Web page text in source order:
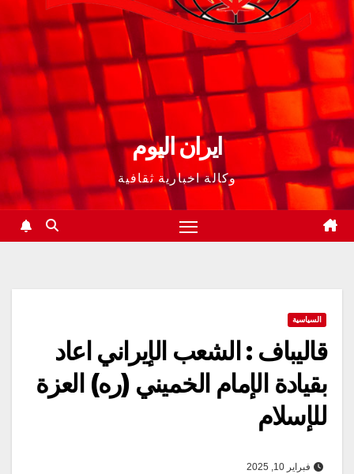
ايران اليوم
وكالة اخبارية ثقافية
السياسية
قاليباف : الشعب الإيراني اعاد
بقيادة الإمام الخميني (ره) العزة
للإسلام
فبراير 10, 2025